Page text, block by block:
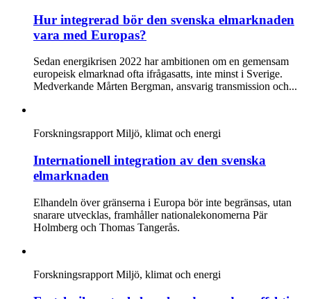
Hur integrerad bör den svenska elmarknaden
vara med Europas?
Sedan energikrisen 2022 har ambitionen om en gemensam
europeisk elmarknad ofta ifrågasatts, inte minst i Sverige.
Medverkande Mårten Bergman, ansvarig transmission och...
Forskningsrapport Miljö, klimat och energi
Internationell integration av den svenska
elmarknaden
Elhandeln över gränserna i Europa bör inte begränsas, utan
snarare utvecklas, framhåller nationalekonomerna Pär
Holmberg och Thomas Tangerås.
Forskningsrapport Miljö, klimat och energi